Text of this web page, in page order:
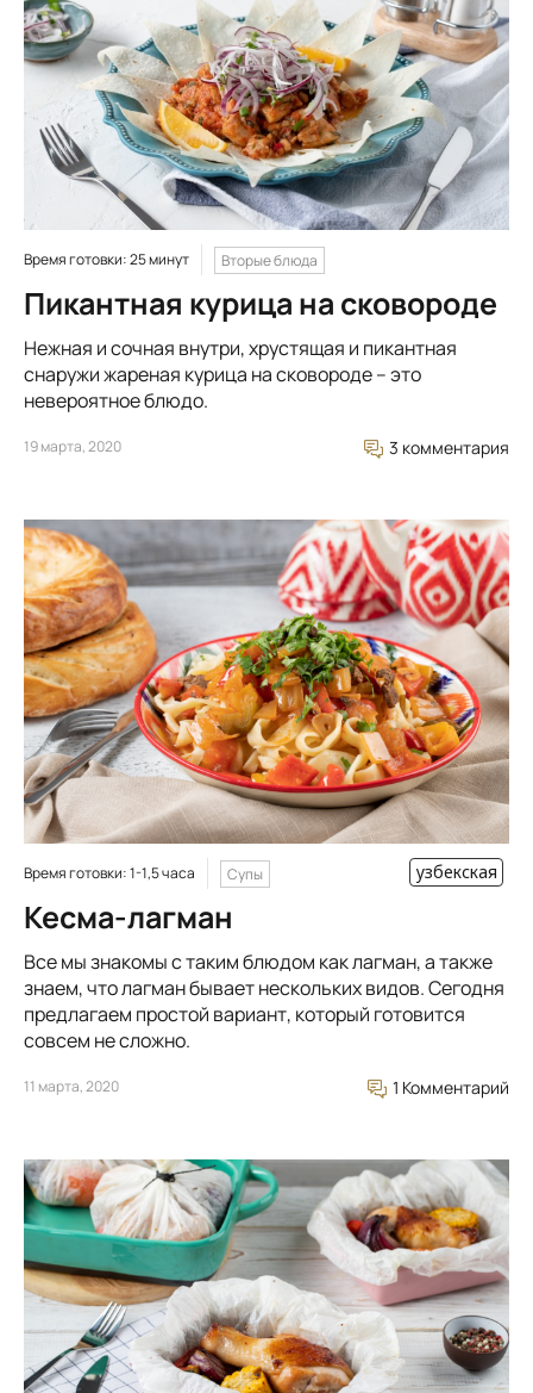
Время готовки: 25 минут Вторые блюда
Пикантная курица на сковороде
Нежная и сочная внутри, хрустящая и пикантная
снаружи жареная курица на сковороде – это
невероятное блюдо.
19 марта, 2020 3 комментария
Время готовки: 1-1,5 часа Супы узбекская
Кесма-лагман
Все мы знакомы с таким блюдом как лагман, а также
знаем, что лагман бывает нескольких видов. Сегодня
предлагаем простой вариант, который готовится
совсем не сложно.
11 марта, 2020 1 Комментарий